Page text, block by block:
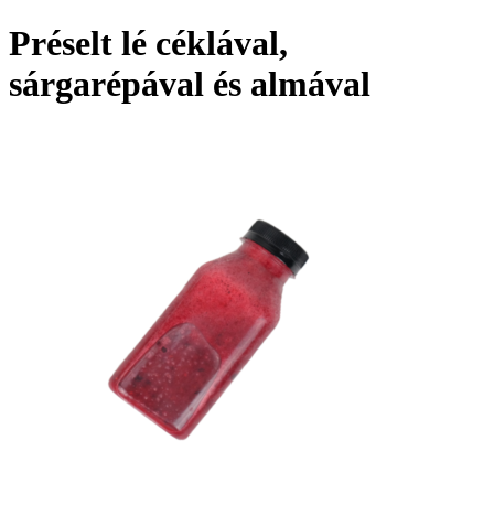
Préselt lé céklával,
sárgarépával és almával